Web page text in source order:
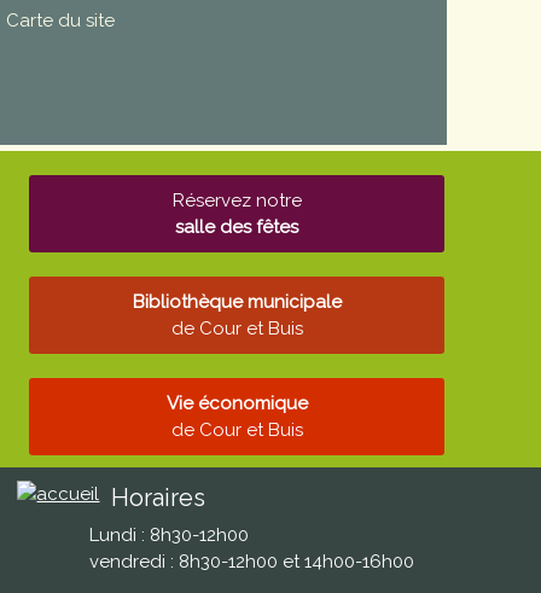
Carte du site
Réservez notre
salle des fêtes
Bibliothèque municipale
de Cour et Buis
Vie économique
de Cour et Buis
Horaires
Lundi : 8h30-12h00
vendredi : 8h30-12h00 et 14h00-16h00